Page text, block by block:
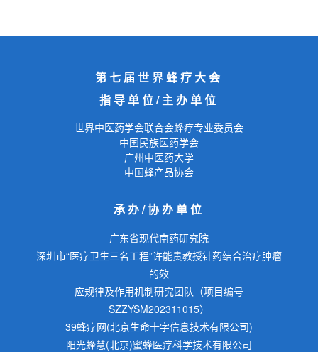
第七届世界蜂疗大会
指导单位/主办单位
世界中医药学会联合会蜂疗专业委员会
中国民族医药学会
广州中医药大学
中国蜂产品协会
承办/协办单位
广东省现代南药研究院
深圳市“医疗卫生三名工程”许能贵教授针药结合治疗肿瘤
的效
应规律及作用机制研究团队（项目编号
SZZYSM202311015）
39蜂疗网(北京生命十字信息技术有限公司)
阳光蜂慧(北京)蜜蜂医疗科学技术有限公司